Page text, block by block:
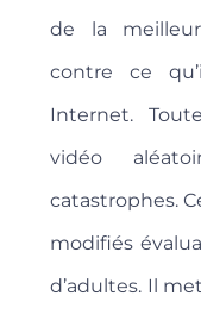
de la
contre ce
Internet.
vidéo
catastrophes.
modifiés
d’adultes. Il